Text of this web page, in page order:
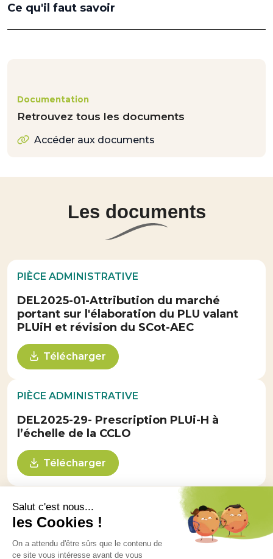
Ce qu'il faut savoir
Documentation
Retrouvez tous les documents
Accéder aux documents
Les documents
PIÈCE ADMINISTRATIVE
DEL2025-01-Attribution du marché
portant sur l'élaboration du PLU valant
PLUiH et révision du SCot-AEC
Télécharger
PIÈCE ADMINISTRATIVE
DEL2025-29- Prescription PLUi-H à
l’échelle de la CCLO
Télécharger
Tous les documents